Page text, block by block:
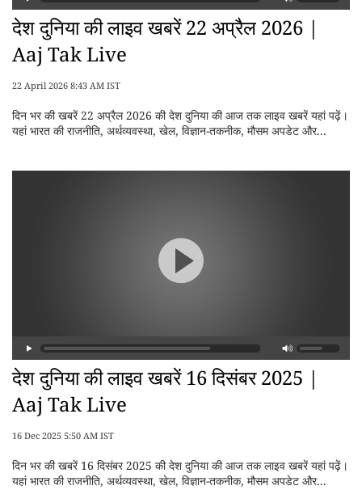
देश दुनिया की लाइव खबरें 22 अप्रैल 2026 |
Aaj Tak Live
22 April 2026 8:43 AM IST
दिन भर की खबरें 22 अप्रैल 2026 की देश दुनिया की आज तक लाइव खबरें यहां पढ़ें।
यहां भारत की राजनीति, अर्थव्यवस्था, खेल, विज्ञान-तकनीक, मौसम अपडेट और...
देश दुनिया की लाइव खबरें 16 दिसंबर 2025 |
Aaj Tak Live
16 Dec 2025 5:50 AM IST
दिन भर की खबरें 16 दिसंबर 2025 की देश दुनिया की आज तक लाइव खबरें यहां पढ़ें।
यहां भारत की राजनीति, अर्थव्यवस्था, खेल, विज्ञान-तकनीक, मौसम अपडेट और...